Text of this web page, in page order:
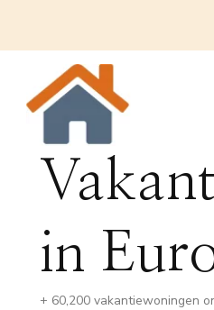
in
+ 60,200 vakantiewoningen